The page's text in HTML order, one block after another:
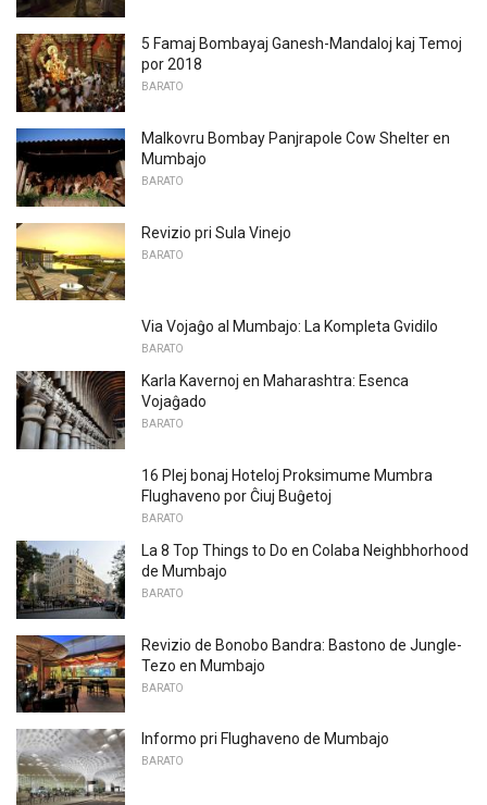
5 Famaj Bombayaj Ganesh-Mandaloj kaj Temoj
por 2018
BARATO
Malkovru Bombay Panjrapole Cow Shelter en
Mumbajo
BARATO
Revizio pri Sula Vinejo
BARATO
Via Vojaĝo al Mumbajo: La Kompleta Gvidilo
BARATO
Karla Kavernoj en Maharashtra: Esenca
Vojaĝado
BARATO
16 Plej bonaj Hoteloj Proksimume Mumbra
Flughaveno por Ĉiuj Buĝetoj
BARATO
La 8 Top Things to Do en Colaba Neighbhorhood
de Mumbajo
BARATO
Revizio de Bonobo Bandra: Bastono de Jungle-
Tezo en Mumbajo
BARATO
Informo pri Flughaveno de Mumbajo
BARATO